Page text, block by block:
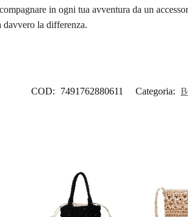
in ogni tua avventura da un
davvero la differenza.
COD: 7491762880611 Categoria: